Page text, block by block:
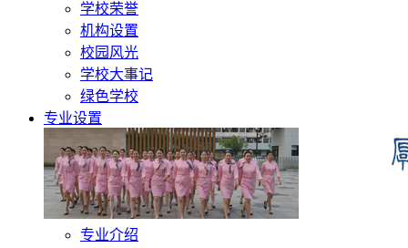
学校荣誉
机构设置
校园风光
学校大事记
绿色学校
专业设置
专业介绍